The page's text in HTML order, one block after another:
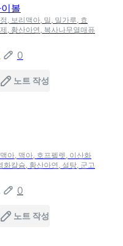
볼
, 보리맥아, 밀, 밀가루, 효
, 황산아연, 복사나무열매퓨
0
노트 작성
아, 맥아, 호프펠렛, 이산화
화칼슘, 황산아연, 설탕, 군고
0
노트 작성